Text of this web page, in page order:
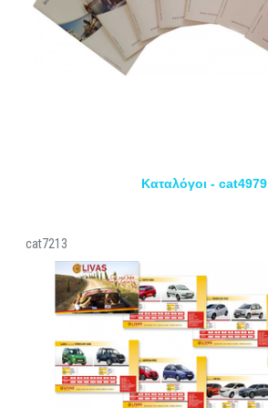
Καταλόγοι - cat4979
cat7213